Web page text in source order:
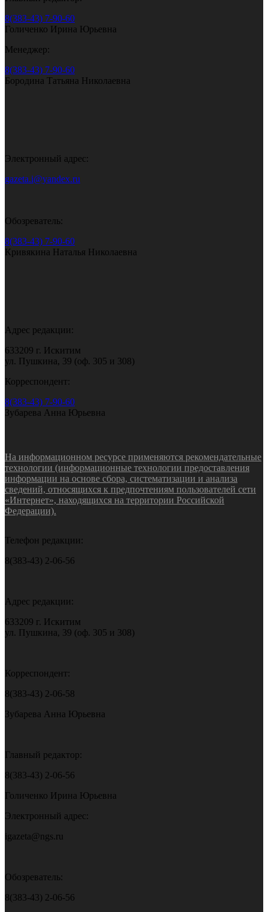
8(383-43) 7-90-60
Голиченко Ирина Юрьевна
Менеджер:
8(383-43) 7-90-60
Бородина Татьяна Николаевна
Электронный адрес:
gazeta.i@yandex.ru
Обозреватель:
8(383-43) 7-90-60
Кривякина Наталья Николаевна
Адрес редакции:
633209 г. Искитим
ул. Пушкина, 39 (оф. 305 и 308)
Корреспондент:
8(383-43) 7-90-60
Зубарева Анна Юрьевна
На информационном ресурсе применяются рекомендательные
технологии (информационные технологии предоставления
информации на основе сбора, систематизации и анализа
сведений, относящихся к предпочтениям пользователей сети
«Интернет», находящихся на территории Российской
Федерации).
Телефон редакции:
8(383-43) 2-06-56
Адрес редакции:
633209 г. Искитим
ул. Пушкина, 39 (оф. 305 и 308)
Корреспондент:
8(383-43) 2-06-58
Зубарева Анна Юрьевна
Главный редактор:
8(383-43) 2-06-56
Голиченко Ирина Юрьевна
Электронный адрес:
igazeta@ngs.ru
Обозреватель:
8(383-43) 2-06-56